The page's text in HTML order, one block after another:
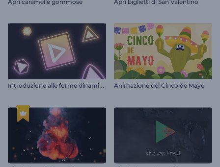
Apri caramelle gommose Apri biglietti di San Valentino
I
ntroduzione alle forme dinamiche al neon Animazione del Cinco de Mayo